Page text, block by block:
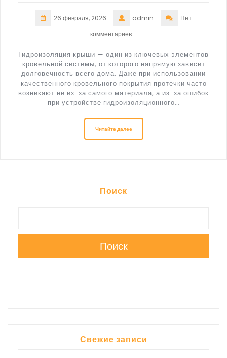
26 февраля, 2026 admin
Нет
комментариев
Гидроизоляция крыши — один из ключевых элементов
кровельной системы, от которого напрямую зависит
долговечность всего дома. Даже при использовании
качественного кровельного покрытия протечки часто
возникают не из-за самого материала, а из-за ошибок
при устройстве гидроизоляционного…
Читайте далее
Поиск
Поиск
Свежие записи